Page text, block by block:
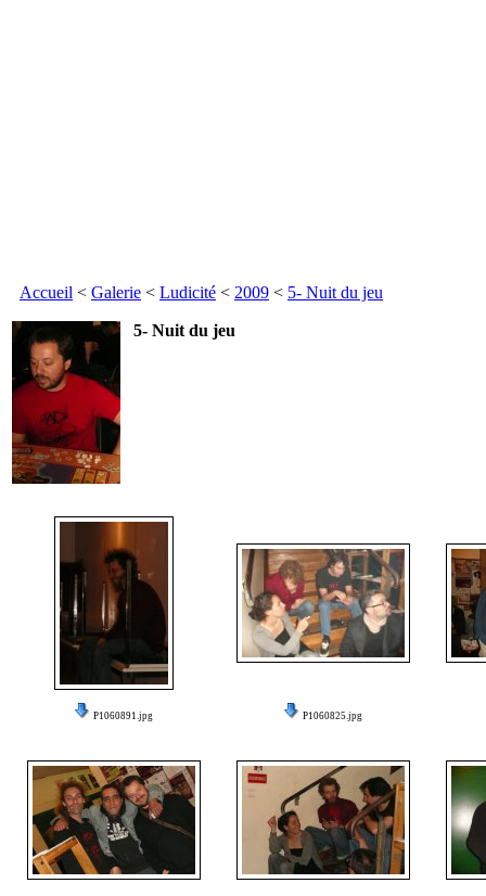
Accueil < Galerie < Ludicité < 2009 < 5- Nuit du jeu
5- Nuit du jeu
P1060891.jpg P1060825.jpg